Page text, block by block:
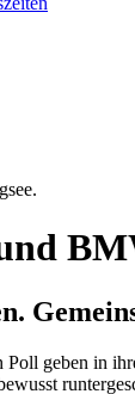
geben in